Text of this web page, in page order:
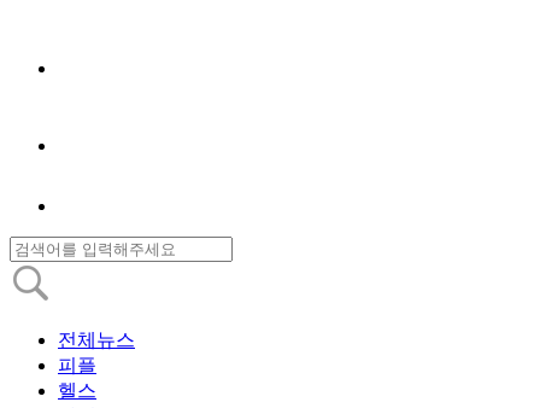
전체뉴스
피플
헬스